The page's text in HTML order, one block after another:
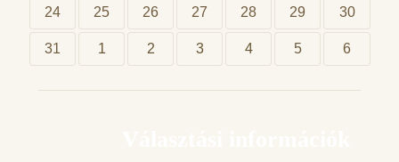
24 25 26 27 28 29 30
31 1 2 3 4 5 6